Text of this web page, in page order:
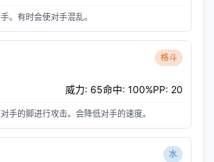
。有时会使对手混乱。
格斗
威力: 65命中: 100%PP: 20
手的脚进行攻击。会降低对手的速度。
水